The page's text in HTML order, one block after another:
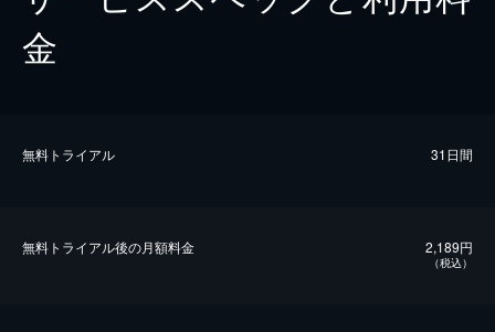
金
無料トライアル 31日間
無料トライアル後の⽉額料金 2,189円
（税込）